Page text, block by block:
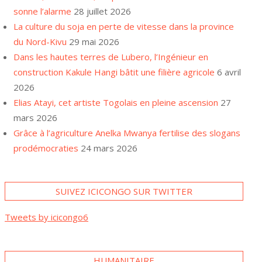
sonne l’alarme 28 juillet 2026
La culture du soja en perte de vitesse dans la province
du Nord-Kivu 29 mai 2026
Dans les hautes terres de Lubero, l’Ingénieur en
construction Kakule Hangi bâtit une filière agricole 6 avril
2026
Elias Atayi, cet artiste Togolais en pleine ascension 27
mars 2026
Grâce à l’agriculture Anelka Mwanya fertilise des slogans
prodémocraties 24 mars 2026
SUIVEZ ICICONGO SUR TWITTER
Tweets by icicongo6